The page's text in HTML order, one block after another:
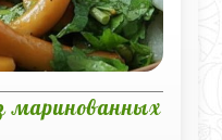
маринованных